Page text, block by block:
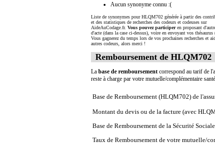
Aucun synonyme connu :(
Liste de synonymes pour HLQM702 générée à partir des
et des statistiques de recherches des codeurs et codeuses sur
AideAuCodage.fr. Vous pouvez participeren proposant
d'acte (dans la case ci-dessus), voire en envoyant vos thésaurus
Vous gagnerez du temps lors de vos prochaines recherches et
autres codeurs, alors merci !
Remboursement de HLQM702
La base de remboursement correspond au tarif de
reste à charge par votre mutuelle/complémentaire
Base de Remboursement (HLQM702) de
Montant du devis ou de la facture (avec
Base de Remboursement de la Sécurité
Taux de Remboursement de votre mutuelle/